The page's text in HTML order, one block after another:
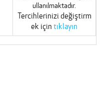
ullanılmaktadır.
Tercihlerinizi değiştirm
ek için tıklayın